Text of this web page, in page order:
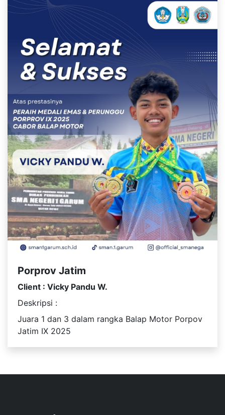
Porprov Jatim
Client : Vicky Pandu W.
Deskripsi :
Juara 1 dan 3 dalam rangka Balap Motor Porpov
Jatim IX 2025